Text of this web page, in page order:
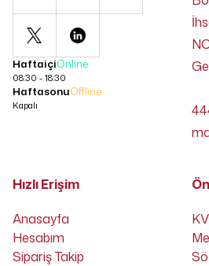
HaftaiçiOnline
08:30 - 18:30
HaftasonuOffline
Kapalı
Hızlı Erişim
Anasayfa
Hesabım
Sipariş Takip